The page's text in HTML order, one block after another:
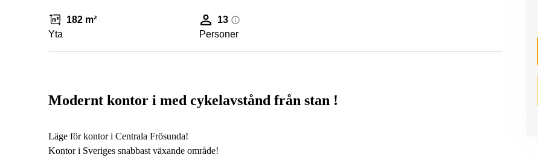
182 m²
Yta
13
Personer
Modernt kontor i med cykelavstånd från stan !
Läge för kontor i Centrala Frösunda!
Kontor i Sveriges snabbast växande område!